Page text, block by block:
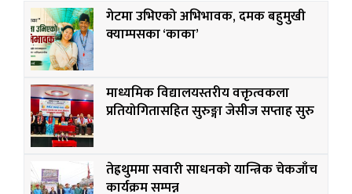
गेटमा उभिएको अभिभावक, दमक बहुमुखी
क्याम्पसका ‘काका’
माध्यमिक विद्यालयस्तरीय वक्तृत्वकला
प्रतियोगितासहित सुरुङ्गा जेसीज सप्ताह सुरु
तेह्रथुममा सवारी साधनको यान्त्रिक चेकजाँच
कार्यक्रम सम्पन्न